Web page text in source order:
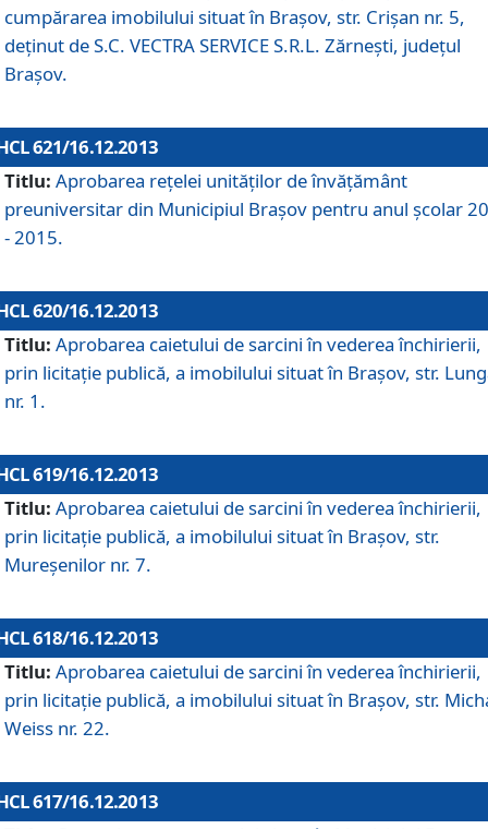
cumpărarea imobilului situat în Braşov, str. Crişan nr. 5,
deţinut de S.C. VECTRA SERVICE S.R.L. Zărneşti, judeţul
Braşov.
621/16.12.2013
Titlu: Aprobarea reţelei unităţilor de învăţământ
preuniversitar din Municipiul Braşov pentru anul şcolar
- 2015.
620/16.12.2013
Titlu: Aprobarea caietului de sarcini în vederea închirierii,
prin licitaţie publică, a imobilului situat în Braşov, str.
nr. 1.
619/16.12.2013
Titlu: Aprobarea caietului de sarcini în vederea închirierii,
prin licitaţie publică, a imobilului situat în Braşov, str.
Mureşenilor nr. 7.
618/16.12.2013
Titlu: Aprobarea caietului de sarcini în vederea închirierii,
prin licitaţie publică, a imobilului situat în Braşov, str.
Weiss nr. 22.
617/16.12.2013